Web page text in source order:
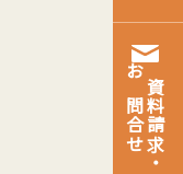
資料請求・
お問合せ